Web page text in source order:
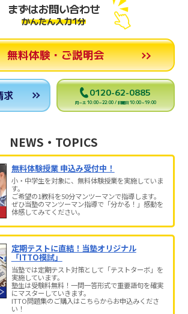
まずはお問い合わせ
かんたん入力1分
無料体験・ご説明会
求 0120-62-0885
月～土 10:00～22:00 / 日曜日 10:00～19:00
NEWS・TOPICS
無料体験授業 申込み受付中！
小・中学生を対象に、無料体験授業を実施していま
す。
ご希望の1教科を50分マンツーマンで指導します。
ぜひ当塾のマンツーマン指導で「分かる！」感動を
体感してみてください。
定期テストに直結！当塾オリジナル
「ITTO模試」
当塾では定期テスト対策として「テストターボ」を
実施しています。
塾生は受験料無料！一問一答形式で重要語句を確実
にマスターしていきます。
ITTO問題集のご購入はこちらからお申込みくださ
い！